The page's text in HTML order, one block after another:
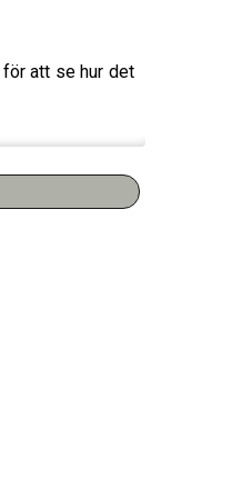
att se hur det